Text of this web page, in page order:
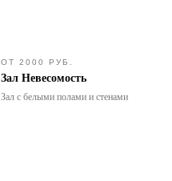
ОТ 2000 РУБ.
Зал Невесомость
Зал с белыми полами и стенами